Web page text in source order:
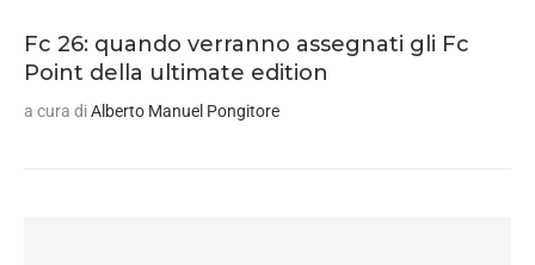
Fc 26: quando verranno assegnati gli Fc
Point della ultimate edition
a cura diAlberto Manuel Pongitore